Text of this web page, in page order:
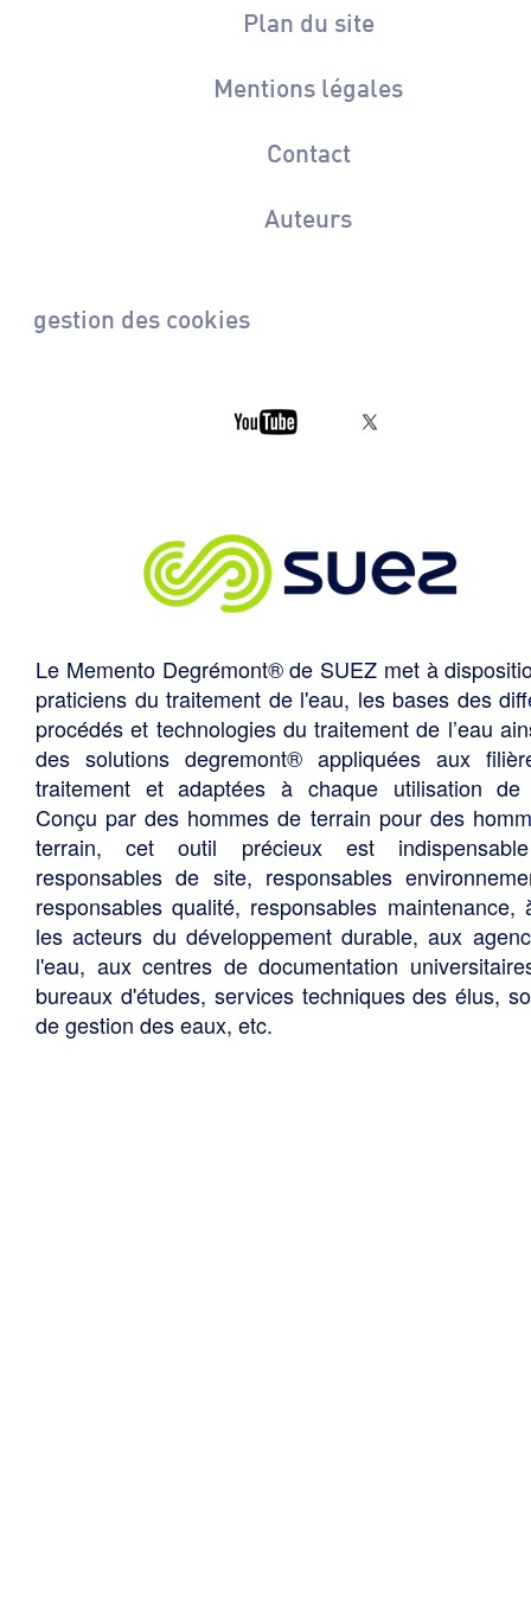
Plan du site
Mentions légales
Contact
Auteurs
gestion des cookies
Le Memento Degrémont® de SUEZ met à
praticiens du traitement de l'eau, les bases des
procédés et technologies du traitement de l’eau
des solutions degremont® appliquées aux
traitement et adaptées à chaque utilisation de
Conçu par des hommes de terrain pour des
terrain, cet outil précieux est
responsables de site, responsables
responsables qualité, responsables maintenance,
les acteurs du développement durable, aux
l'eau, aux centres de documentation
bureaux d'études, services techniques des élus,
de gestion des eaux, etc.